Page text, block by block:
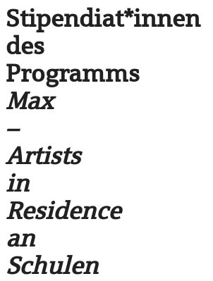
Stipendiat*innen
des
Programms
Max
–
Artists
in
Residence
an
Schulen